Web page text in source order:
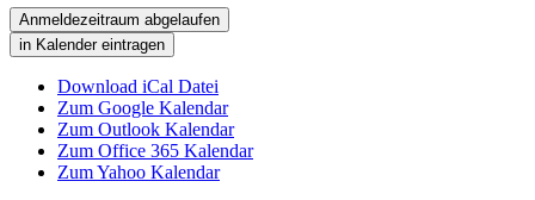
Anmeldezeitraum abgelaufen
in Kalender eintragen
Download iCal Datei
Zum Google Kalendar
Zum Outlook Kalendar
Zum Office 365 Kalendar
Zum Yahoo Kalendar